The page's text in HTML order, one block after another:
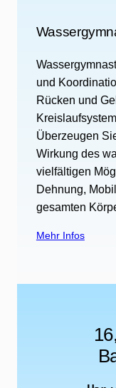
und
Rücken und
Überzeugen
Wirkung des
vielfältigen
Dehnung,
gesamten
Mehr Infos